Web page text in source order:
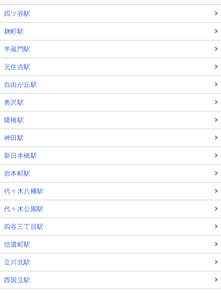
四ツ谷駅
麹町駅
半蔵門駅
元住吉駅
自由が丘駅
奥沢駅
曙橋駅
神田駅
新日本橋駅
岩本町駅
代々木八幡駅
代々木公園駅
四谷三丁目駅
信濃町駅
立川北駅
西国立駅